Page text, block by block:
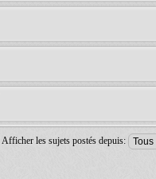
Afficher les sujets postés depuis: